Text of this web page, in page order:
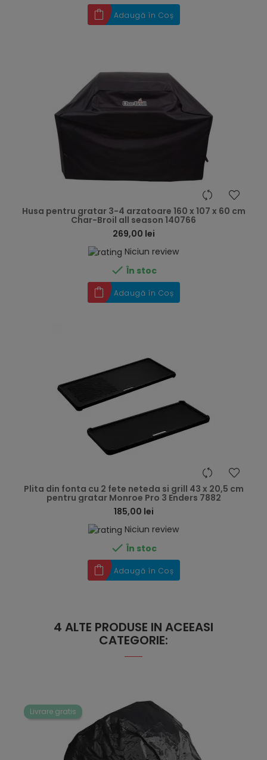
Adaugă în Coș
Husa pentru gratar 3-4 arzatoare 160 x 107 x 60 cm
Char-Broil all season 140766
269,00 lei
Niciun review
 În stoc
Adaugă în Coș
Plita din fonta cu 2 fete neteda si grill 43 x 20,5 cm
pentru gratar Monroe Pro 3 Enders 7882
185,00 lei
Niciun review
 În stoc
Adaugă în Coș
4 ALTE PRODUSE IN ACEEASI
CATEGORIE:
Livrare gratis